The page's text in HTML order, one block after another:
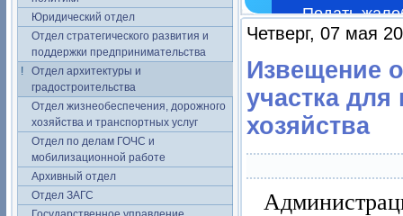
Юридический отдел
Отдел стратегического развития и
поддержки предпринимательства
Отдел архитектуры и
градостроительства
Отдел жизнеобеспечения, дорожного
хозяйства и транспортных услуг
Отдел по делам ГОЧС и
мобилизационной работе
Архивный отдел
Отдел ЗАГС
Подать
Четверг, 07 мая
Извещение
участка
хозяйства